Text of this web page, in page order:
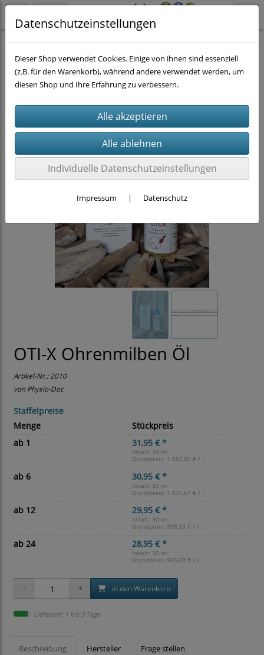
Hund Pflegemittel Hund Ohren
OTI-X Ohrenmilben Öl
Artikel-Nr.:2010
von Physio-Doc
Staffelpreise
Menge
Stückpreis
ab 1
31,95 € *
Inhalt: 30 ml
Grundpreis: 1.065,00 € / l
ab 6 30,95 € *
Inhalt: 30 ml
Grundpreis: 1.031,67 € / l
ab 12 29,95 € *
Inhalt: 30 ml
Grundpreis: 998,33 € / l
ab 24 28,95 € *
Inhalt: 30 ml
Grundpreis: 965,00 € / l
in den Warenkorb
Lieferzeit: 1 bis 3 Tage
Beschreibung Hersteller Frage stellen
Datenschutzeinstellungen
Dieser Shop verwendet Cookies. Einige von ihnen sind essenziell
(z.B. für den Warenkorb), während andere verwendet werden, um
diesen Shop und Ihre Erfahrung zu verbessern.
Individuelle Datenschutzeinstellungen
Impressum | Datenschutz